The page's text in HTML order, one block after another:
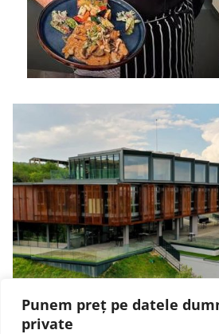
Punem preț pe datele
private